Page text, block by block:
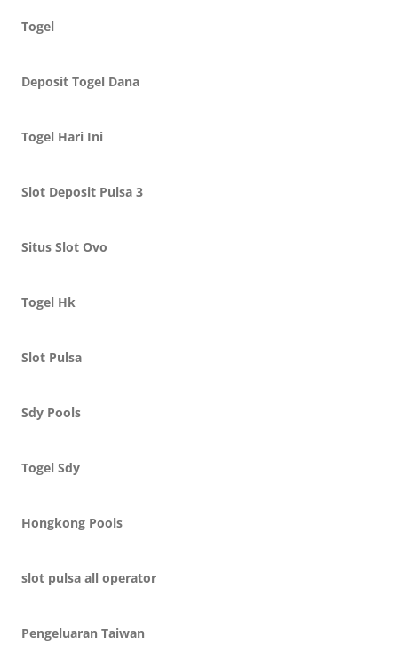
Togel
Deposit Togel Dana
Togel Hari Ini
Slot Deposit Pulsa 3
Situs Slot Ovo
Togel Hk
Slot Pulsa
Sdy Pools
Togel Sdy
Hongkong Pools
slot pulsa all operator
Pengeluaran Taiwan